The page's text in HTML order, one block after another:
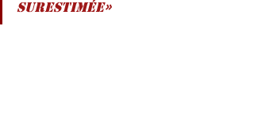
surestimée»